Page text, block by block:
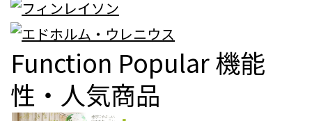
Function Popular機能
性・人気商品